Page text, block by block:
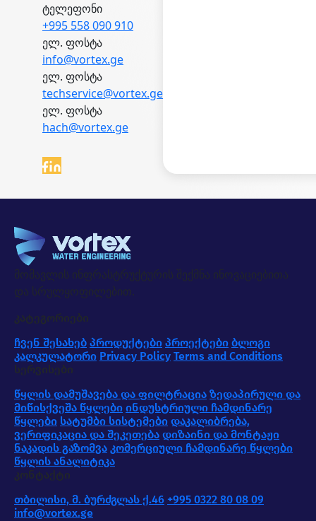
ტელეფონი
+995 558 090 910
ელ. ფოსტა
info@vortex.ge
ელ. ფოსტა
techservice@vortex.ge
ელ. ფოსტა
hach@vortex.ge
მომავლის ინფრასტრუქტურის შექმნა ინოვაციებითა
და სრულყოფილებით.
კატეგორიები
ჩვენ შესახებ პროდუქტები პროექტები ბლოგი
კალკულატორი Privacy Policy Terms and Conditions
სერვისები
წყლის დამუშავება და ფილტრაცია ზედაპირული და
მიწისქვეშა წყლები ინდუსტრიული ჩამდინარე
წყლები სატუმბი სისტემები დაკალიბრება,
ვერიფიკაცია და შეკეთება დიზაინი და მონტაჟი
ნაკადის გაზომვა კომერციული ჩამდინარე წყლები
წყლის ანალიტიკა
კონტაქტი
თბილისი, მ. ბურძგლას ქ.46 +995 0322 80 08 09
info@vortex.ge